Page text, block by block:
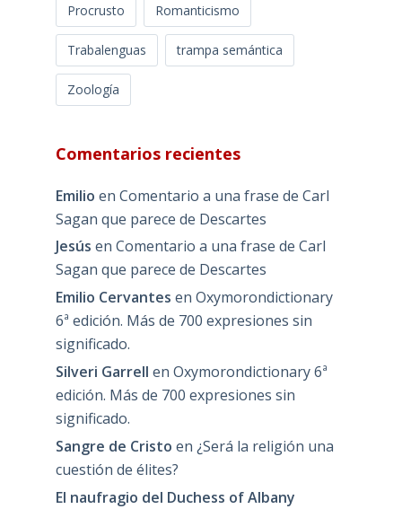
Procrusto Romanticismo
Trabalenguas trampa semántica
Zoología
Comentarios recientes
Emilio en Comentario a una frase de Carl
Sagan que parece de Descartes
Jesús en Comentario a una frase de Carl
Sagan que parece de Descartes
Emilio Cervantes en Oxymorondictionary
6ª edición. Más de 700 expresiones sin
significado.
Silveri Garrell en Oxymorondictionary 6ª
edición. Más de 700 expresiones sin
significado.
Sangre de Cristo en ¿Será la religión una
cuestión de élites?
El naufragio del Duchess of Albany